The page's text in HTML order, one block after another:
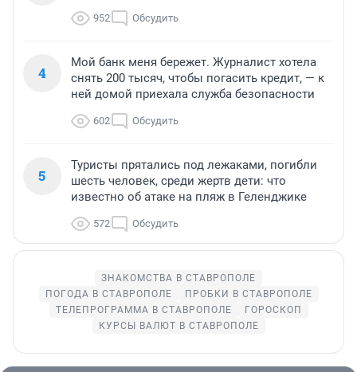
952 Обсудить
4
Мой банк меня бережет. Журналист хотела
снять 200 тысяч, чтобы погасить кредит, — к
ней домой приехала служба безопасности
602 Обсудить
5
Туристы прятались под лежаками, погибли
шесть человек, среди жертв дети: что
известно об атаке на пляж в Геленджике
572 Обсудить
ЗНАКОМСТВА В СТАВРОПОЛЕ
ПОГОДА В СТАВРОПОЛЕ
ПРОБКИ В СТАВРОПОЛЕ
ТЕЛЕПРОГРАММА В СТАВРОПОЛЕ
ГОРОСКОП
КУРСЫ ВАЛЮТ В СТАВРОПОЛЕ